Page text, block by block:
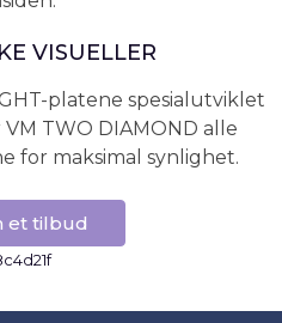
VISUELLER
platene spesialutviklet
VM TWO DIAMOND alle
for maksimal synlighet.
et tilbud